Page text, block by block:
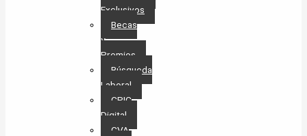
Exclusivos
Becas
y
Premios
Búsqueda
Laboral​
CPIC
Digital
CVA